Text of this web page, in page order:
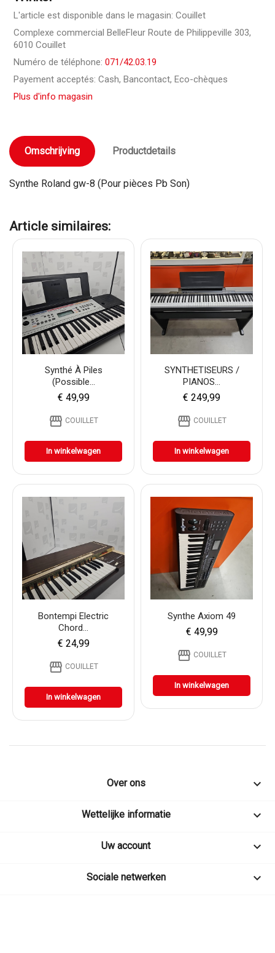
L'article est disponible dans le magasin: Couillet
Complexe commercial BelleFleur Route de Philippeville 303,
6010 Couillet
Numéro de téléphone:071/42.03.19
Payement acceptés: Cash, Bancontact, Eco-chèques
Plus d'info magasin
Omschrijving Productdetails
Synthe Roland gw-8 (Pour pièces Pb Son)
Article similaires:
Synthé À Piles
(possible...
€ 49,99
storefront COUILLET
In winkelwagen
SYNTHETISEURS /
PIANOS...
€ 249,99
storefront COUILLET
In winkelwagen
Bontempi Electric
Chord...
€ 24,99
storefront COUILLET
In winkelwagen
Synthe Axiom 49
€ 49,99
storefront COUILLET
In winkelwagen
Over ons 
Wettelijke informatie 
Uw account 
Sociale netwerken 